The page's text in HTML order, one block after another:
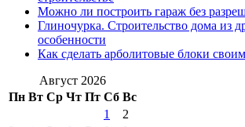
Можно ли построить гараж без
Глиночурка. Строительство дома из
особенности
Как сделать арболитовые блоки
Август 2026
Пн Вт Ср Чт Пт Сб Вс
1
2